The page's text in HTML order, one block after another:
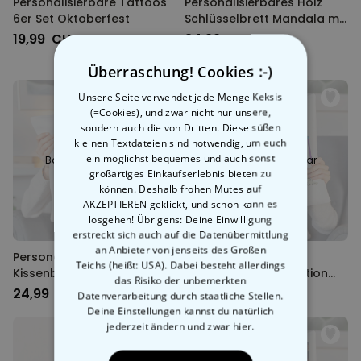
6er Set Oktoberfest
19,99 CHF
Schlüsselbrett Mandala mit
Foto und Text
34,99 CHF
Bald wieder lieferbar
Personalisierbare
Kissenbezug-Illustration
Freundinnen im Winter
24,99 CHF
Bald wieder lieferbar
Personalisierbare
Kissenbezug-Illustration
Cartoon Familie
24,99 CHF
Überraschung! Cookies :-)
Unsere Seite verwendet jede Menge Keksis
(=Cookies), und zwar nicht nur unsere,
sondern auch die von Dritten. Diese süßen
kleinen Textdateien sind notwendig, um euch
ein möglichst bequemes und auch sonst
großartiges Einkaufserlebnis bieten zu
können. Deshalb frohen Mutes auf
AKZEPTIEREN geklickt, und schon kann es
losgehen! Übrigens: Deine Einwilligung
erstreckt sich auch auf die Datenübermittlung
an Anbieter von jenseits des Großen
Teichs (heißt: USA). Dabei besteht allerdings
das Risiko der unbemerkten
Datenverarbeitung durch staatliche Stellen.
Deine Einstellungen kannst du natürlich
jederzeit ändern und zwar hier.